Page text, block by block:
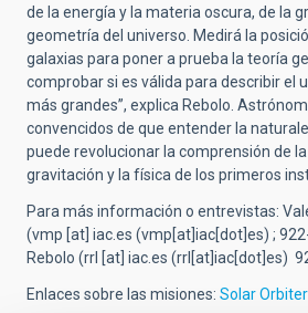
de la energía y la materia oscura, de la
geometría del universo. Medirá la
galaxias para poner a prueba la teoría
comprobar si es válida para describir el
más grandes”, explica Rebolo.
convencidos de que entender la
puede revolucionar la comprensión de
gravitación y la física de los primeros
Para más información o entrevistas:
(vmp [at] iac.es (vmp[at]iac[dot]es) ;
Rebolo (rrl [at] iac.es (rrl[at]iac[dot]es)
Enlaces sobre las misiones: Solar Orbiter